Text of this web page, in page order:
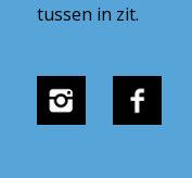
tussen in zit.